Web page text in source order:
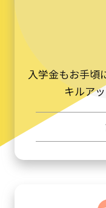
入学金もお手頃
キルア